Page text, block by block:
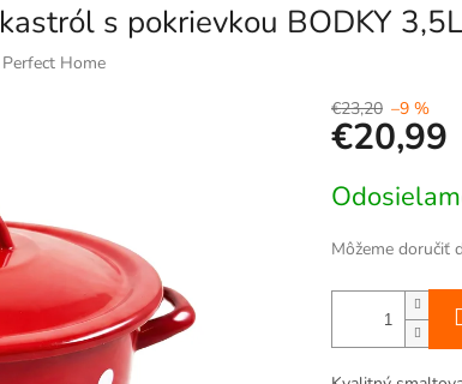
s pokrievkou BODKY
Perfect Home
€23,20 –9 %
€20,99
cena:
Môžeme doručiť